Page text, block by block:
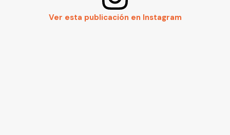
Ver esta publicación en Instagram